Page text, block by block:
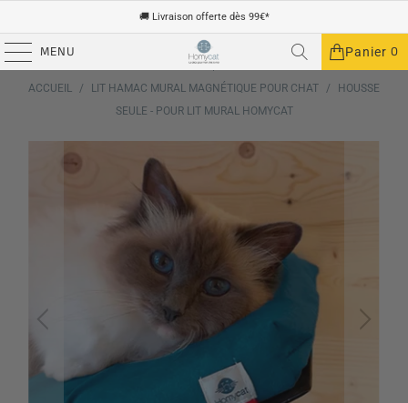
🚚 Livraison offerte dès 99€*
MENU Panier 0
PRÉCÉDENT |
ACCUEIL
/ LIT HAMAC MURAL MAGNÉTIQUE POUR CHAT /
HOUSSE
SEULE - POUR LIT MURAL HOMYCAT